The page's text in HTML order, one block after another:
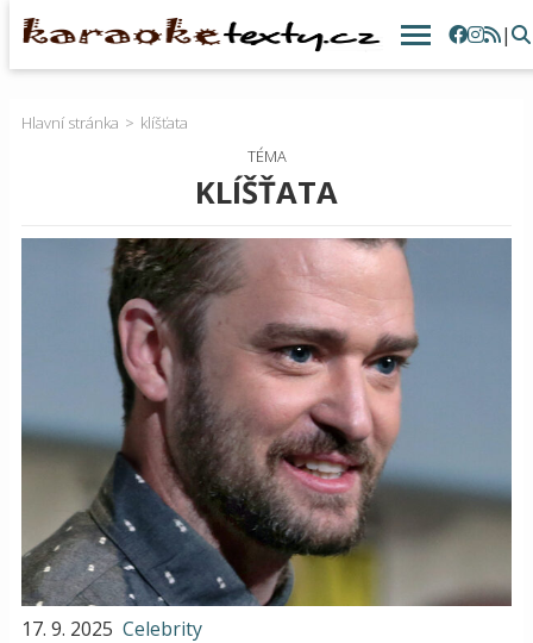
|
Hlavní stránka
klíšťata
TÉMA
KLÍŠŤATA
17. 9. 2025 Celebrity